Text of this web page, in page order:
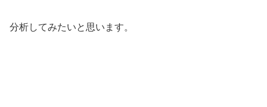
分析してみたいと思います。